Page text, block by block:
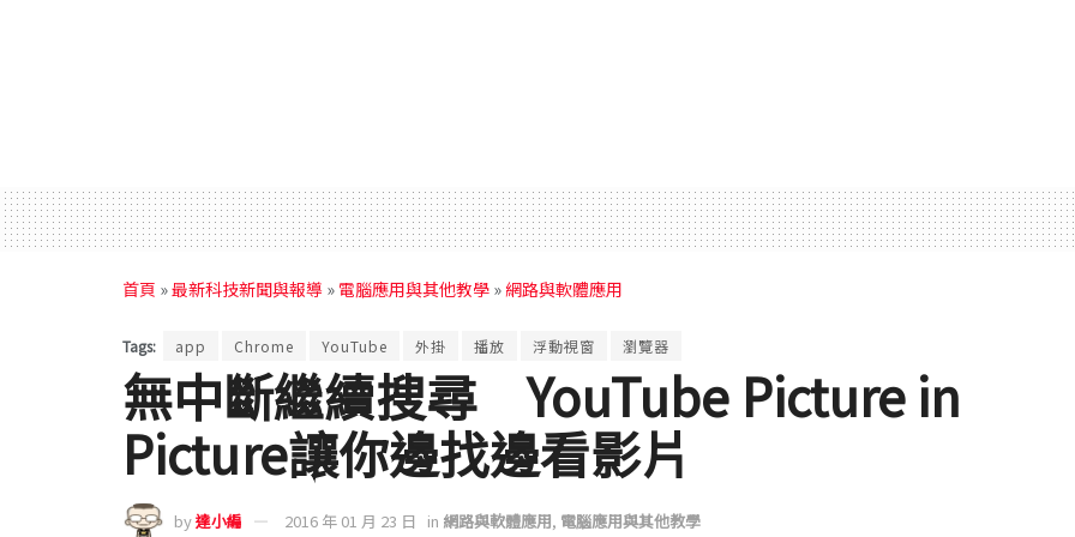
首頁 »最新科技新聞與報導 » 電腦應用與其他教學 » 網路與軟體應用
Tags: app Chrome YouTube 外掛 播放 浮動視窗 瀏覽器
無中斷繼續搜尋 YouTube Picture in
Picture讓你邊找邊看影片
by達小編 2016 年 01 月 23 日 in 網路與軟體應用, 電腦應用與其他教學